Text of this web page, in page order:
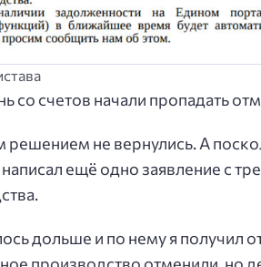
со счетов начали пропадать
решением не вернулись. А
ещё одно заявление с
дольше и по нему я получил